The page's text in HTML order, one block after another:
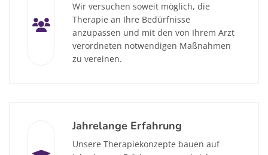
Wir versuchen soweit möglich, die
Therapie an Ihre Bedürfnisse
anzupassen und mit den von Ihrem Arzt
verordneten notwendigen Maßnahmen
zu vereinen.
Jahrelange Erfahrung
Unsere Therapiekonzepte bauen auf